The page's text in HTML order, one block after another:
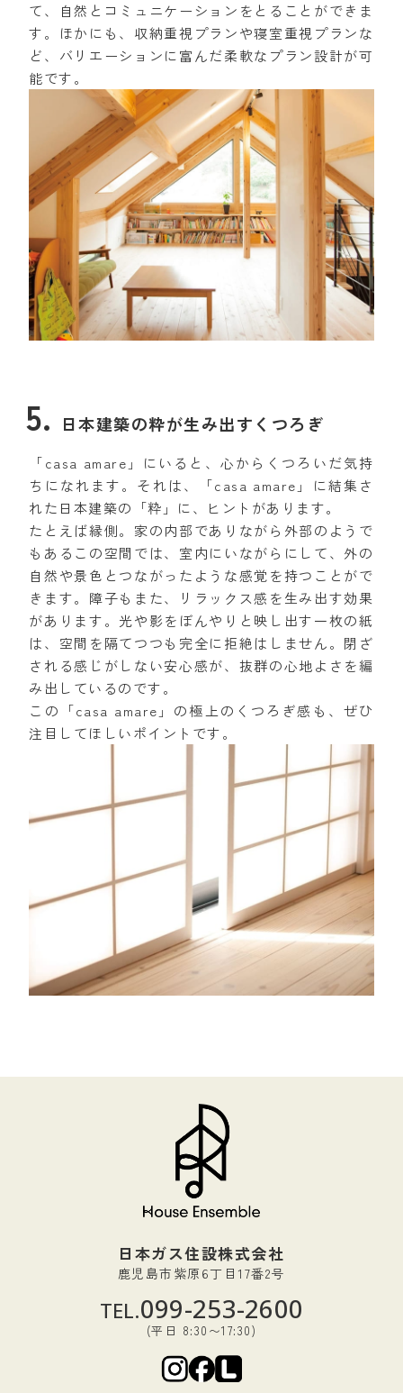
て、自然とコミュニケーションをとることができま
す。ほかにも、収納重視プランや寝室重視プランな
ど、バリエーションに富んだ柔軟なプラン設計が可
能です。
日本建築の粋が生み出すくつろぎ
「casa amare」にいると、心からくつろいだ気持
ちになれます。それは、「casa amare」に結集さ
れた日本建築の「粋」に、ヒントがあります。
たとえば縁側。家の内部でありながら外部のようで
もあるこの空間では、室内にいながらにして、外の
自然や景色とつながったような感覚を持つことがで
きます。障子もまた、リラックス感を生み出す効果
があります。光や影をぼんやりと映し出す一枚の紙
は、空間を隔てつつも完全に拒絶はしません。閉ざ
される感じがしない安心感が、抜群の心地よさを編
み出しているのです。
この「casa amare」の極上のくつろぎ感も、ぜひ
注目してほしいポイントです。
日本ガス住設株式会社
鹿児島市紫原6丁目17番2号
TEL.099-253-2600
(平日 8:30〜17:30)